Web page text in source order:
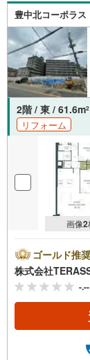
豊中北コーポラス
2階 / 東 / 61.6m2
リフォーム
画像2
ゴールド推
株式会社
-.--